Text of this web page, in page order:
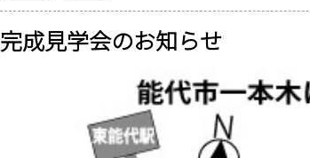
完成見学会のお知らせ